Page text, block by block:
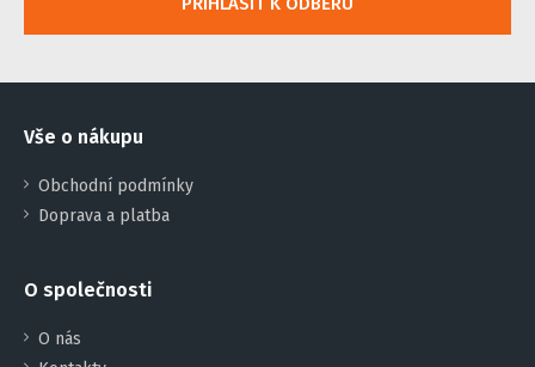
Vše o nákupu
Obchodní podmínky
Doprava a platba
O společnosti
O nás